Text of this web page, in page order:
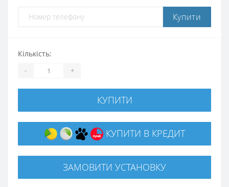
Купити
Кількість:
- +
КУПИТИ
КУПИТИ В КРЕДИТ
ЗАМОВИТИ УСТАНОВКУ